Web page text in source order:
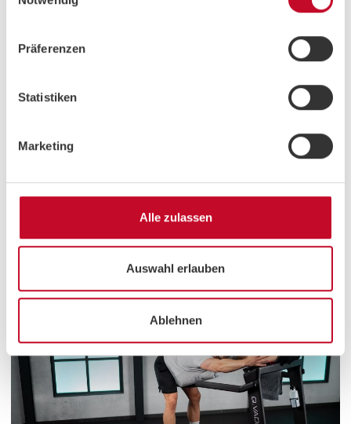
Präferenzen
Statistiken
Marketing
Alle zulassen
Auswahl erlauben
Ablehnen
PATRICK DE
Schwer
PATRICK•8 MIN• PRE-WORKOUT DE